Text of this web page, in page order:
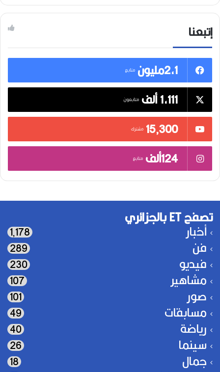
إتبعنا
2,1مليون
متابع
1,111 ألف متابعون
15٬300 مشترك
124ألف متابع
تصفح ET بالجزائري
أخبار 1٬178
فن 289
فيديو 230
مشاهير 107
صور 101
مسابقات 49
رياضة 40
سينما 26
جمال 18